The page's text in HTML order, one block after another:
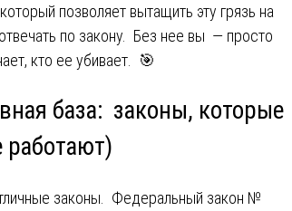
позволяет вытащить эту грязь на
по закону. Без нее вы — просто
кто ее убивает. 🎯
база: законы, которые
законы. Федеральный закон №